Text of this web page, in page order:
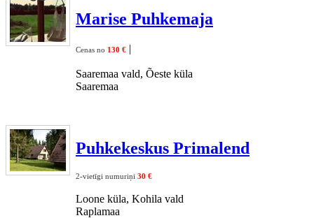
Marise Puhkemaja
Cenas no 130 € |
Saaremaa vald, Õeste küla
Saaremaa
Puhkekeskus Primalend
2-vietīgi numuriņi 30 €
Loone küla, Kohila vald
Raplamaa